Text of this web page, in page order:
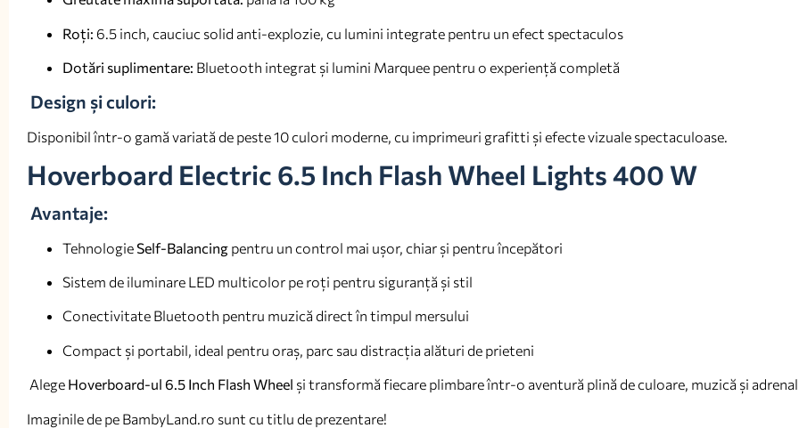
Roți: 6.5 inch, cauciuc solid anti-explozie, cu lumini integrate pentru un efect spectaculos
Dotări suplimentare: Bluetooth integrat și lumini Marquee pentru o experiență completă
Design și culori:
Disponibil într-o gamă variată de peste 10 culori moderne, cu imprimeuri grafitti și efecte vizuale spectaculoase.
Hoverboard Electric 6.5 Inch Flash Wheel Lights 400 W
Avantaje:
TehnologieSelf-Balancing pentru un control mai ușor, chiar și pentru începători
Sistem de iluminare LED multicolor pe roți pentru siguranță și stil
Conectivitate Bluetooth pentru muzică direct în timpul mersului
Compact și portabil, ideal pentru oraș, parc sau distracția alături de prieteni
Alege Hoverboard-ul 6.5 Inch Flash Wheel și transformă fiecare plimbare într-o aventură plină de culoare, muzică și
Imaginile de pe BambyLand.ro sunt cu titlu de prezentare!